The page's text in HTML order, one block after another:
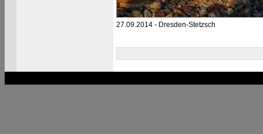
27.09.2014 - Dresden-Stetzsch